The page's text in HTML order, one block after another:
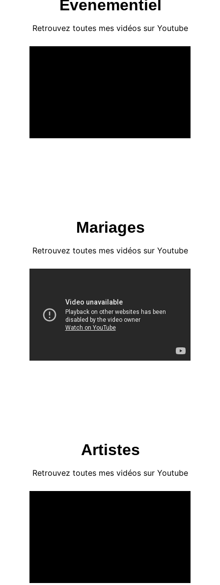
Evenementiel
Retrouvez toutes mes vidéos sur Youtube
Mariages
Retrouvez toutes mes vidéos sur Youtube
Artistes
Retrouvez toutes mes vidéos sur Youtube